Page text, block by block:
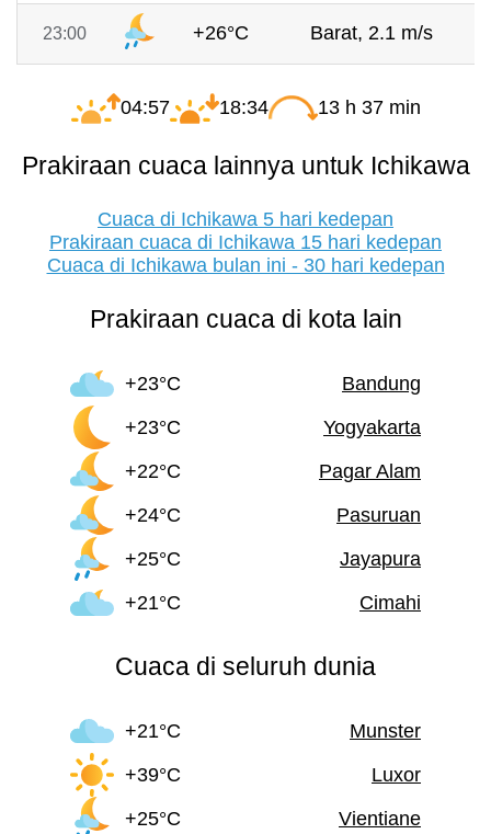
23:00 +26°C Barat, 2.1 m/s
04:57 18:34 13 h 37 min
Prakiraan cuaca lainnya untuk Ichikawa
Cuaca di Ichikawa 5 hari kedepan
Prakiraan cuaca di Ichikawa 15 hari kedepan
Cuaca di Ichikawa bulan ini - 30 hari kedepan
Prakiraan cuaca di kota lain
+23°C
Bandung
+23°C
Yogyakarta
+22°C
Pagar Alam
+24°C
Pasuruan
+25°C
Jayapura
+21°C
Cimahi
Cuaca di seluruh dunia
+21°C
Munster
+39°C
Luxor
+25°C
Vientiane